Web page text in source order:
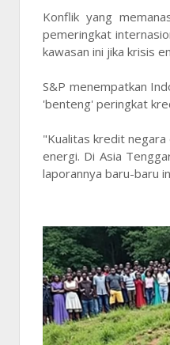
Konflik yang
pemeringkat
kawasan ini jika krisis
S&P menempatkan
'benteng' peringkat
"Kualitas kredit
energi. Di Asia
laporannya baru-baru